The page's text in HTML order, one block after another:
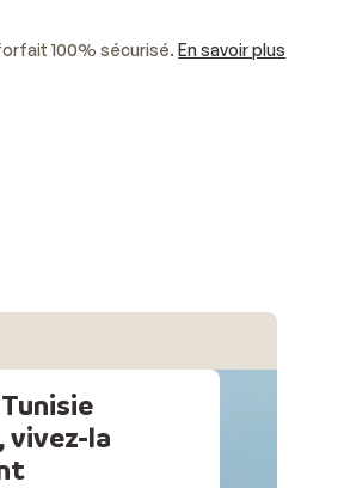
100% sécurisé.En savoir plus
vivez-la